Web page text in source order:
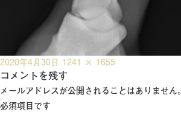
投
稿
日:
2020年4月30日 フ
ル
サ
1241 × 1655
コメントを残す
メールアドレスが公開されることはありません。
必須項目です